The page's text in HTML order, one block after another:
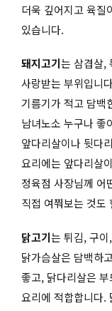
더욱 깊어지고 육질
있습니다.
돼지고기는 삼겹살,
사랑받는 부위입니
기름기가 적고 담백
남녀노소 누구나 좋
앞다리살이나 뒷다
요리에는 앞다리살
정육점 사장님께 어
직접 여쭤보는 것도
닭고기는 튀김, 구
닭가슴살은 담백하
좋고, 닭다리살은
요리에 적합합니다.